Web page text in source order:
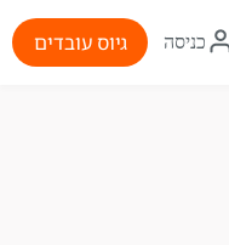
איקוןכניסה גיוס עובדים